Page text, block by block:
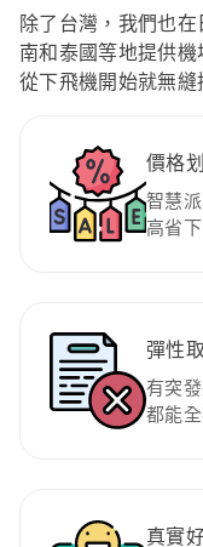
除了台灣，我們也
南和泰國等地提供
從下飛機開始就無縫
價格
智慧
高省
彈性
有突
都能
真實